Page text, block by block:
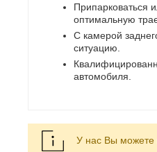
Припарковаться
оптимальную
С камерой
ситуацию.
автомобиля.
У нас Вы можете